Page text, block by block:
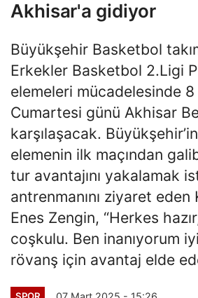
Akhisar'a gidiyor
Büyükşehir Basketbol
Erkekler Basketbol 2.Ligi
elemeleri mücadelesinde
Cumartesi günü Akhisar
karşılaşacak.
elemenin ilk maçından
tur avantajını yakalamak
antrenmanını ziyaret eden
Enes Zengin, “Herkes
coşkulu. Ben inanıyorum
rövanş için avantaj elde